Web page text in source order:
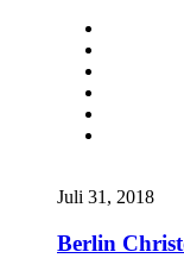
Juli 31, 2018
Berlin